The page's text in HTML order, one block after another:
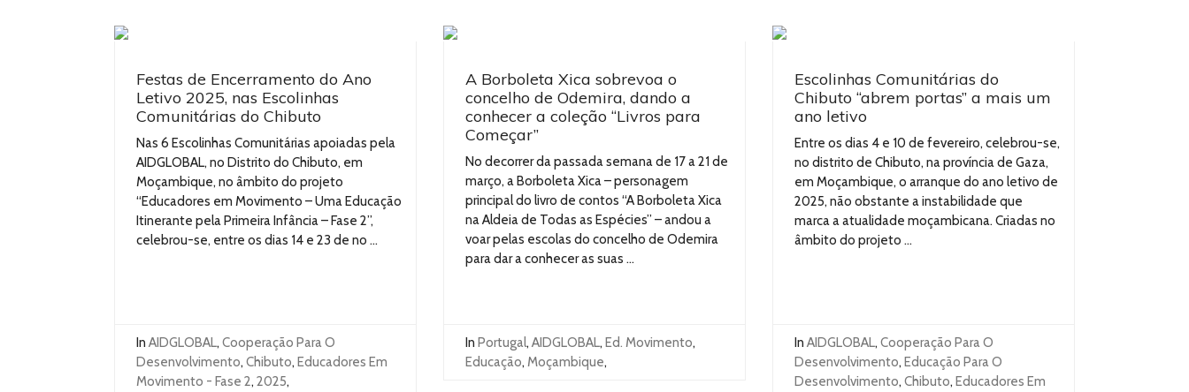
Festas de Encerramento do Ano
Letivo 2025, nas Escolinhas
Comunitárias do Chibuto
Nas 6 Escolinhas Comunitárias apoiadas pela
AIDGLOBAL, no Distrito do Chibuto, em
Moçambique, no âmbito do projeto
“Educadores em Movimento – Uma Educação
Itinerante pela Primeira Infância – Fase 2”,
celebrou-se, entre os dias 14 e 23 de no ...
In AIDGLOBAL, Cooperação Para O
Desenvolvimento, Chibuto, Educadores Em
Movimento - Fase 2, 2025,
A Borboleta Xica sobrevoa o
concelho de Odemira, dando a
conhecer a coleção “Livros para
Começar”
No decorrer da passada semana de 17 a 21 de
março, a Borboleta Xica – personagem
principal do livro de contos “A Borboleta Xica
na Aldeia de Todas as Espécies” – andou a
voar pelas escolas do concelho de Odemira
para dar a conhecer as suas ...
In Portugal, AIDGLOBAL, Ed. Movimento,
Educação, Moçambique,
Escolinhas Comunitárias do
Chibuto “abrem portas” a mais um
ano letivo
Entre os dias 4 e 10 de fevereiro, celebrou-se,
no distrito de Chibuto, na província de Gaza,
em Moçambique, o arranque do ano letivo de
2025, não obstante a instabilidade que
marca a atualidade moçambicana. Criadas no
âmbito do projeto ...
In AIDGLOBAL, Cooperação Para O
Desenvolvimento, Educação Para O
Desenvolvimento, Chibuto, Educadores Em